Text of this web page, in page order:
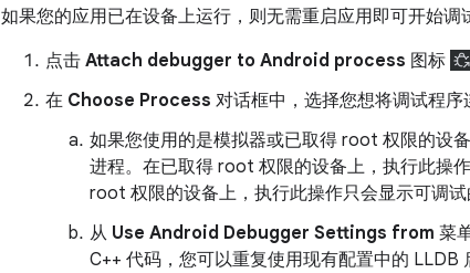
如果您的应用已在设备上运行，则无需重启应用即可开始调
点击 Attach debugger to Android process 图标
在 Choose Process 对话框中，选择您想将调试程序
如果您使用的是模拟器或已取得 root 权限的设
进程。在已取得 root 权限的设备上，执行此操
root 权限的设备上，执行此操作只会显示可调试
从 Use Android Debugger Settings from 菜
C++ 代码，您可以重复使用现有配置中的 LLDB